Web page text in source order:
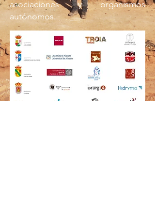
asociaciones y organismos
autónomos.